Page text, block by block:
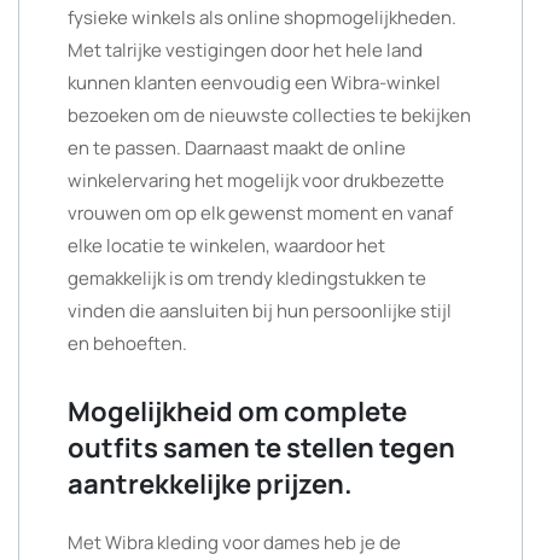
fysieke winkels als online shopmogelijkheden.
Met talrijke vestigingen door het hele land
kunnen klanten eenvoudig een Wibra-winkel
bezoeken om de nieuwste collecties te bekijken
en te passen. Daarnaast maakt de online
winkelervaring het mogelijk voor drukbezette
vrouwen om op elk gewenst moment en vanaf
elke locatie te winkelen, waardoor het
gemakkelijk is om trendy kledingstukken te
vinden die aansluiten bij hun persoonlijke stijl
en behoeften.
Mogelijkheid om complete
outfits samen te stellen tegen
aantrekkelijke prijzen.
Met Wibra kleding voor dames heb je de